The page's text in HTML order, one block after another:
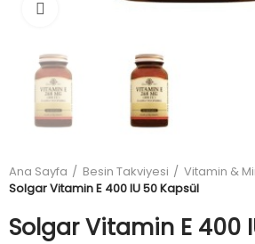
Ana Sayfa Besin Takviyesi
Vitamin &
Solgar Vitamin E 400 IU 50 Kapsül
Solgar Vitamin E 400